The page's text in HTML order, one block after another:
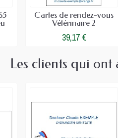
Cartes de rendez-vous
Vétérinaire 2
39,17 €
Les clients qui